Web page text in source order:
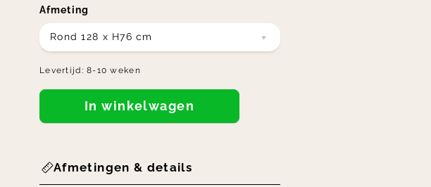
Afmeting
Rond 128 x H76 cm
Levertijd:8-10 weken
In winkelwagen
Afmetingen & details